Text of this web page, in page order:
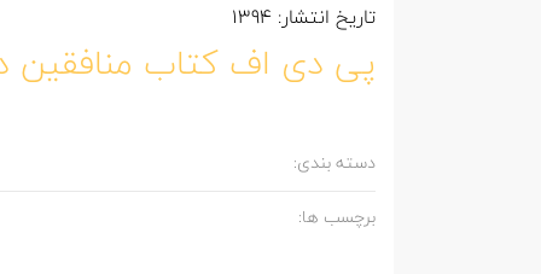
تاریخ انتشار: 1394
پی دی اف کتاب منافقین
دسته بندی:
برچسب ها: